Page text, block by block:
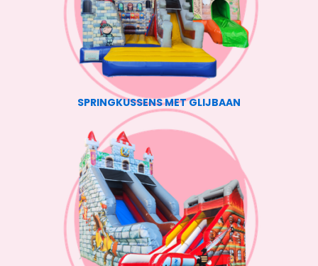
SPRINGKUSSENS MET GLIJBAAN